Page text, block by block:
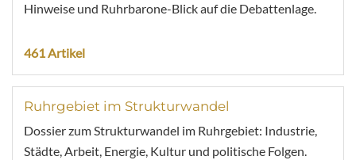
Hinweise und Ruhrbarone-Blick auf die Debattenlage.
461 Artikel
Ruhrgebiet im Strukturwandel
Dossier zum Strukturwandel im Ruhrgebiet: Industrie,
Städte, Arbeit, Energie, Kultur und politische Folgen.